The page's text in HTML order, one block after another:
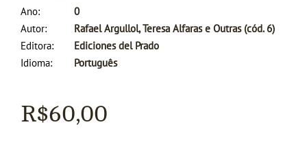
Ano
0
Autor
Rafael Argullol, Teresa Alfaras e Outras (cód. 6)
Editora
Ediciones del Prado
Idioma
Português
R$60,00